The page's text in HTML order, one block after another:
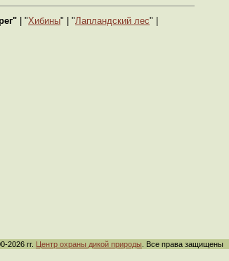
| "Хибины" | "Лапландский лес" |
2026 гг. Центр охраны дикой природы . Все права защищены